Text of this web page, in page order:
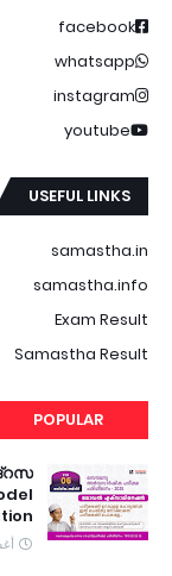
facebook
whatsapp
instagram
youtube
USEFUL LINKS
samastha.in
samastha.info
Exam Result
Samastha Result
POPULAR